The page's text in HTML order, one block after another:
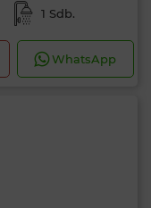
1 Sdb.
WhatsApp